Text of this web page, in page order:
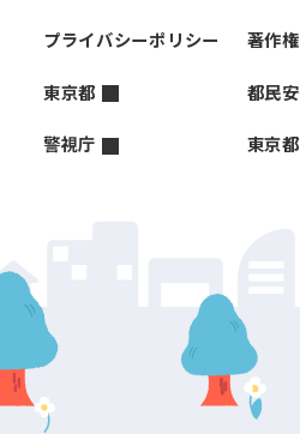
プライバシーポリシー 著作
東京都 都民
警視庁 東京